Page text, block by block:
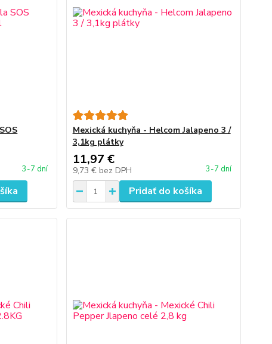
3-7 dní
Mexická kuchyňa - Helcom Jalapeno 3 /
3,1kg plátky
11,97 €
9,73 € bez DPH 3-7 dní
Pridať do košíka